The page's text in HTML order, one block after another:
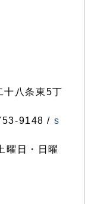
八条東5丁
9148 / s
曜日・日曜